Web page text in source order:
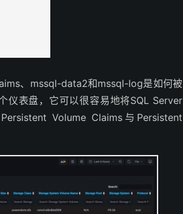
、mssql-data2和mssql-log是如何被
仪表盘，它可以很容易地将SQL Server
Volume Claims与Persistent